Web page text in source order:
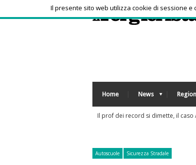
Home News
Sorpresa a Montreal, Zverev
Autoscuole Sicurezza Stradale
Il presente sito web utilizza cookie di sessione